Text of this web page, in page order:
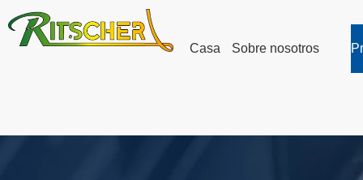
Casa Sobre nosotros